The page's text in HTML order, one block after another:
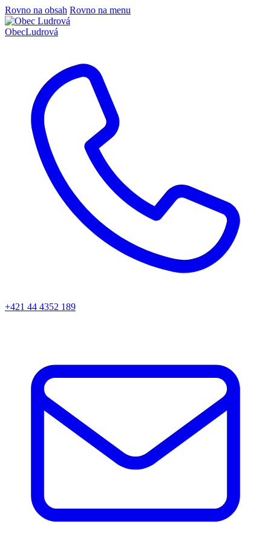
Rovno na obsah Rovno na menu
ObecLudrová
+421 44 4352 189